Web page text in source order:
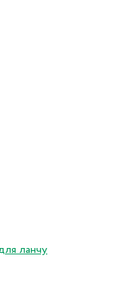
ланчу